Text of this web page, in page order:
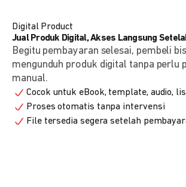
Digital Product
Jual Produk Digital, Akses Langsung
Begitu pembayaran selesai, pembeli
mengunduh produk digital tanpa perlu
manual.
Cocok untuk eBook, template, audio,
Proses otomatis tanpa intervensi
File tersedia segera setelah